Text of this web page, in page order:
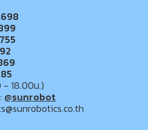
18.00น.)
@sunrobot